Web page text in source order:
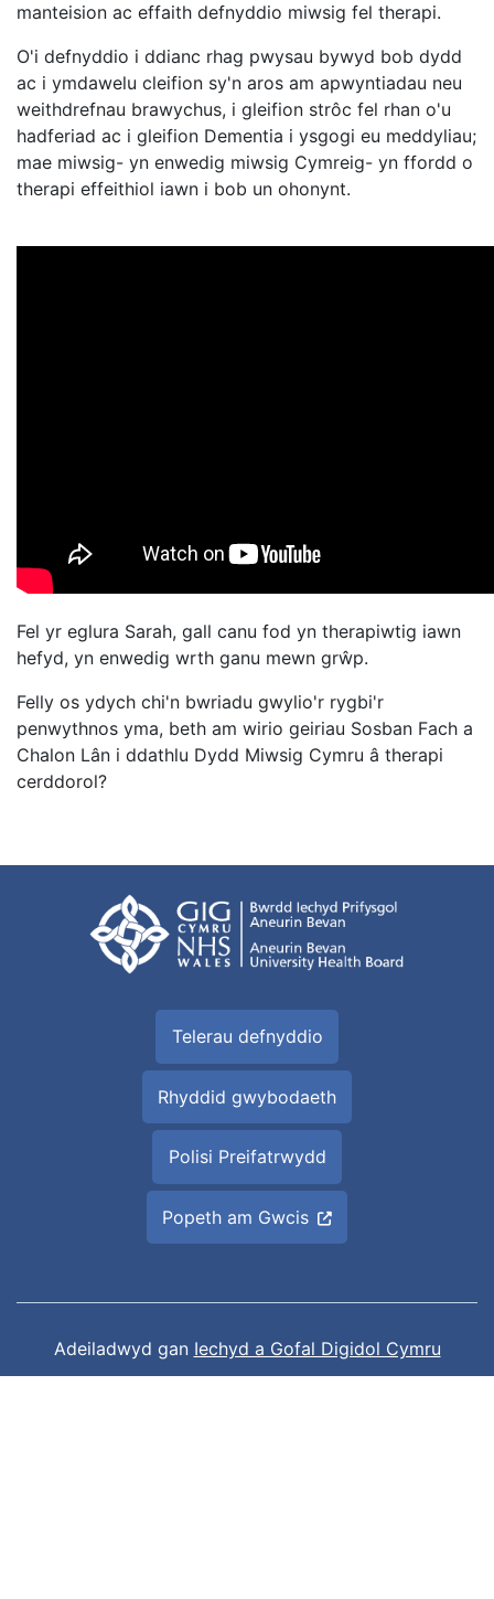
manteision ac effaith defnyddio miwsig fel therapi.
O'i defnyddio i ddianc rhag pwysau bywyd bob dydd
ac i ymdawelu cleifion sy'n aros am apwyntiadau neu
weithdrefnau brawychus, i gleifion strôc fel rhan o'u
hadferiad ac i gleifion Dementia i ysgogi eu meddyliau;
mae miwsig- yn enwedig miwsig Cymreig- yn ffordd o
therapi effeithiol iawn i bob un ohonynt.
Fel yr eglura Sarah, gall canu fod yn therapiwtig iawn
hefyd, yn enwedig wrth ganu mewn grŵp.
Felly os ydych chi'n bwriadu gwylio'r rygbi'r
penwythnos yma, beth am wirio geiriau Sosban Fach a
Chalon Lân i ddathlu Dydd Miwsig Cymru â therapi
cerddorol?
Telerau defnyddio
Rhyddid gwybodaeth
Polisi Preifatrwydd
Popeth am Gwcis
Adeiladwyd gan Iechyd a Gofal Digidol Cymru